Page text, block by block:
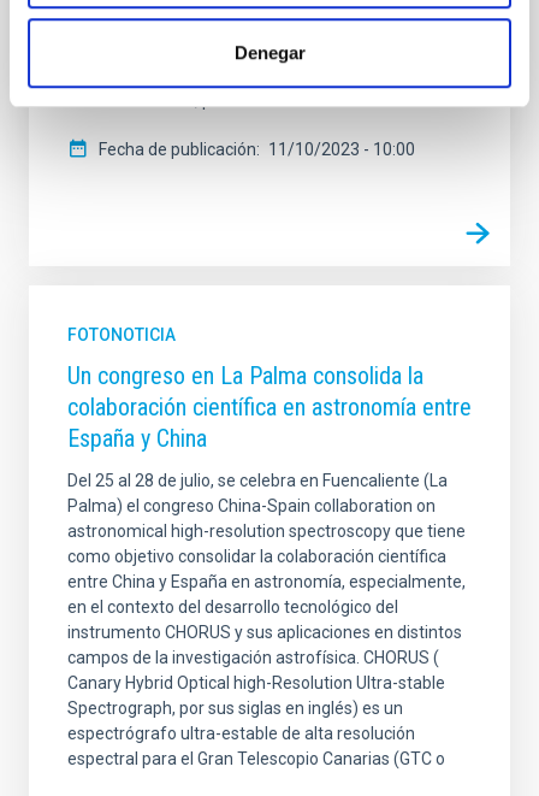
Denegar
la energía que emite el Universo es infrarroja y, por lo
tanto, no podemos verla si no es con instrumentos
Fecha de publicación 11/10/2023 - 10:00
FOTONOTICIA
Un congreso en La Palma consolida la
colaboración científica en astronomía entre
España y China
Del 25 al 28 de julio, se celebra en Fuencaliente (La
Palma) el congreso China-Spain collaboration on
astronomical high-resolution spectroscopy que tiene
como objetivo consolidar la colaboración científica
entre China y España en astronomía, especialmente,
en el contexto del desarrollo tecnológico del
instrumento CHORUS y sus aplicaciones en distintos
campos de la investigación astrofísica. CHORUS (
Canary Hybrid Optical high-Resolution Ultra-stable
Spectrograph, por sus siglas en inglés) es un
espectrógrafo ultra-estable de alta resolución
espectral para el Gran Telescopio Canarias (GTC o